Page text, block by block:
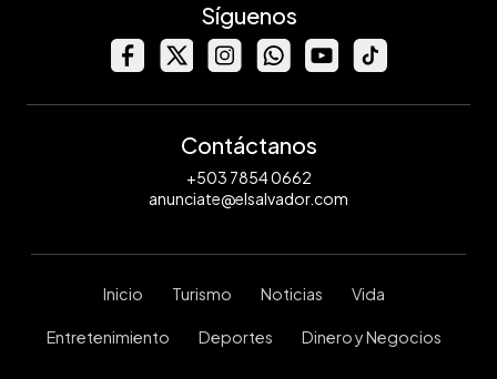
Síguenos
Contáctanos
+503 7854 0662
anunciate@elsalvador.com
Inicio Turismo Noticias Vida
Entretenimiento Deportes Dinero y Negocios